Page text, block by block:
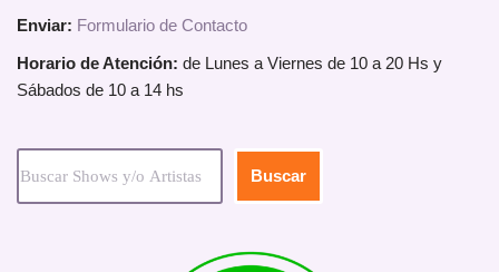
Enviar: Formulario de Contacto
Horario de Atención: de Lunes a Viernes de 10 a 20 Hs y
Sábados de 10 a 14 hs
Buscar